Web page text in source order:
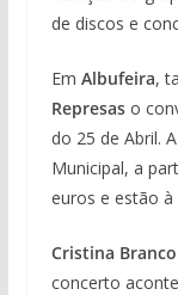
de discos e
Em Albufeira,
Represaso
do 25 de Abril.
Municipal, a
euros e estão à
Cristina Branco
concerto